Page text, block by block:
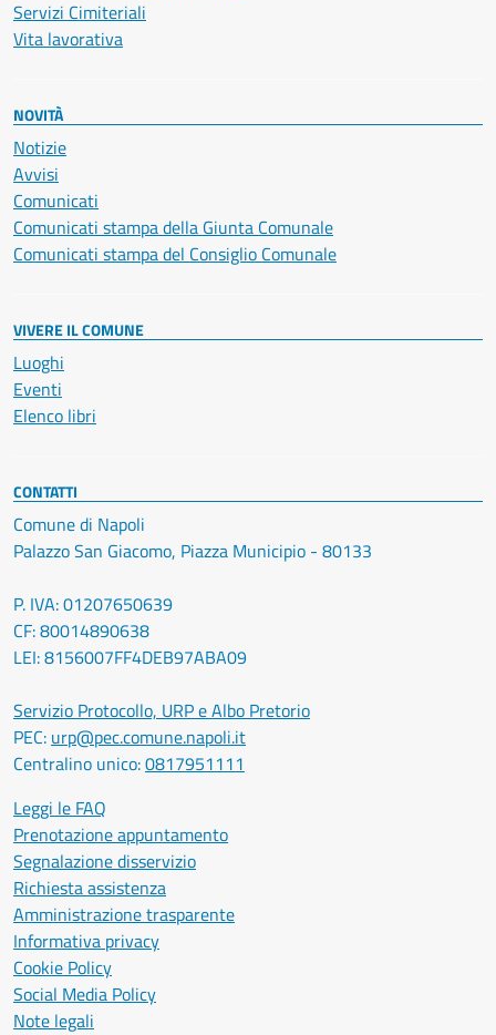
Servizi Cimiteriali
Vita lavorativa
NOVITÀ
Notizie
Avvisi
Comunicati
Comunicati stampa della Giunta Comunale
Comunicati stampa del Consiglio Comunale
VIVERE IL COMUNE
Luoghi
Eventi
Elenco libri
CONTATTI
Comune di Napoli
Palazzo San Giacomo, Piazza Municipio - 80133
P. IVA: 01207650639
CF: 80014890638
LEI: 8156007FF4DEB97ABA09
Servizio Protocollo, URP e Albo Pretorio
PEC: urp@pec.comune.napoli.it
Centralino unico:0817951111
Leggi le FAQ
Prenotazione appuntamento
Segnalazione disservizio
Richiesta assistenza
Amministrazione trasparente
Informativa privacy
Cookie Policy
Social Media Policy
Note legali